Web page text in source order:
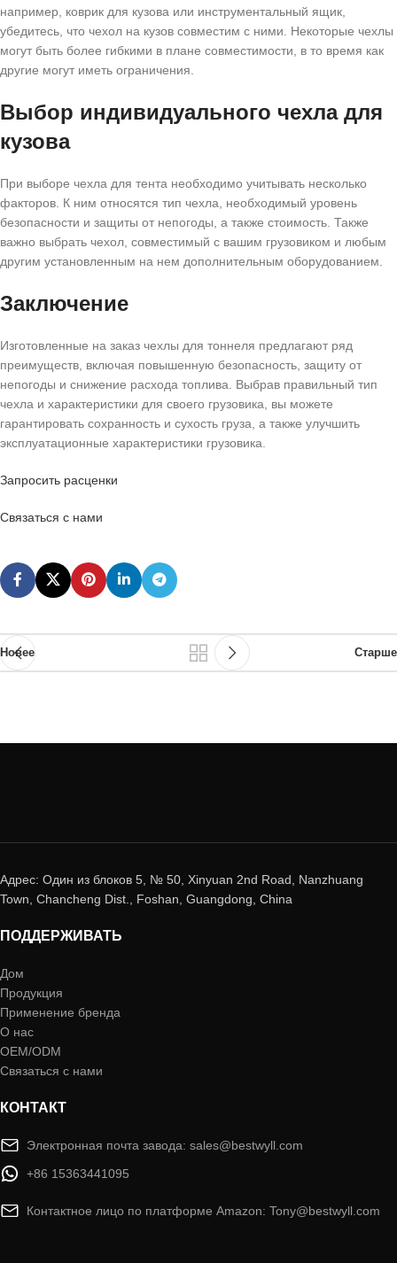
например, коврик для кузова или инструментальный ящик,
убедитесь, что чехол на кузов совместим с ними. Некоторые чехлы
могут быть более гибкими в плане совместимости, в то время как
другие могут иметь ограничения.
Выбор индивидуального чехла для
кузова
При выборе чехла для тента необходимо учитывать несколько
факторов. К ним относятся тип чехла, необходимый уровень
безопасности и защиты от непогоды, а также стоимость. Также
важно выбрать чехол, совместимый с вашим грузовиком и любым
другим установленным на нем дополнительным оборудованием.
Заключение
Изготовленные на заказ чехлы для тоннеля предлагают ряд
преимуществ, включая повышенную безопасность, защиту от
непогоды и снижение расхода топлива. Выбрав правильный тип
чехла и характеристики для своего грузовика, вы можете
гарантировать сохранность и сухость груза, а также улучшить
эксплуатационные характеристики грузовика.
Запросить расценки
Связаться с нами
Новее Старше
Адрес: Один из блоков 5, № 50, Xinyuan 2nd Road, Nanzhuang
Town, Chancheng Dist., Foshan, Guangdong, China
ПОДДЕРЖИВАТЬ
Дом
Продукция
Применение бренда
О нас
OEM/ODM
Связаться с нами
КОНТАКТ
Электронная почта завода: sales@bestwyll.com
+86 15363441095
Контактное лицо по платформе Amazon: Tony@bestwyll.com